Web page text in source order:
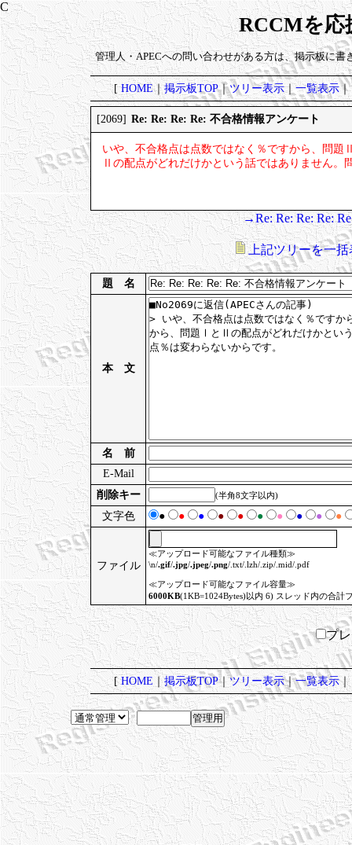
RCCMを応
管理人・APECへの問い合わせがある方は、掲示板に書
[HOME｜掲示板TOP｜ツリー表示｜一覧表示｜
[2069] Re: Re: Re: Re: 不合格情報アンケート
いや、不合格点は点数ではなく％ですから、問
Ⅱの配点がどれだけかという話ではありません
→Re: Re: Re: Re:
上記ツリーを一括
題 名
本 文
名 前
E-Mail
削除キー
(半角8文字以内)
文字色 ● ● ● ● ● ● ● ● ● ●
ファイル
≪アップロード可能なファイル種類≫
\n/.gif/.jpg/.jpeg/.png/.txt/.lzh/.zip/.mid/.pdf
≪アップロード可能なファイル容量≫
6000KB(1KB=1024Bytes)以内 6) スレッド内の合計
プ
[HOME ｜掲示板TOP｜ ツリー表示｜一覧表示｜